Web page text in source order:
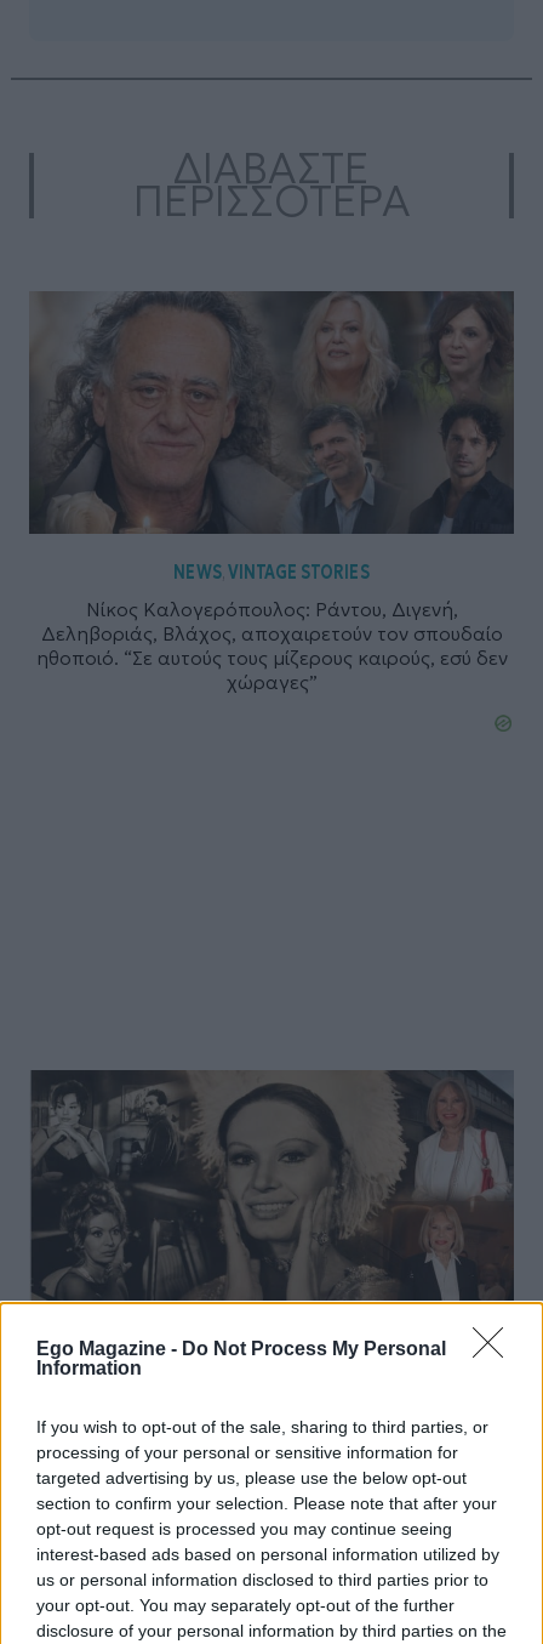
Ego Magazine - Do Not Process My Personal
Information
If you wish to opt-out of the sale, sharing to third parties, or
processing of your personal or sensitive information for
targeted advertising by us, please use the below opt-out
section to confirm your selection. Please note that after your
opt-out request is processed you may continue seeing
interest-based ads based on personal information utilized by
us or personal information disclosed to third parties prior to
your opt-out. You may separately opt-out of the further
disclosure of your personal information by third parties on the
ΔΙΑΒΑΣΤΕ
ΠΕΡΙΣΣΟΤΕΡΑ
NEWS,VINTAGE STORIES
Νίκος Καλογερόπουλος: Ράντου, Διγενή,
Δεληβοριάς, Βλάχος, αποχαιρετούν τον σπουδαίο
ηθοποιό. “Σε αυτούς τους μίζερους καιρούς, εσύ δεν
χώραγες”
NEWS,VINTAGE STORIES